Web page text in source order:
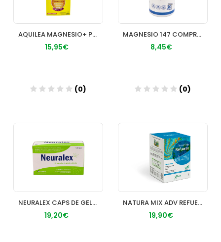
AQUILEA MAGNESIO+ POTASIO COMP EFERVESCENTE 28 C
15,95€
(0)
MAGNESIO 147 COMPRIMIDOS AML JUSTICIA
8,45€
(0)
NEURALEX CAPS DE GELATINA BLANDA 60 CAPS
19,20€
NATURA MIX ADV REFUERZO
19,90€